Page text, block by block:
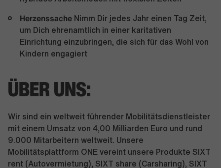
Herzenssache Nimm Dir jedes Jahr einen Tag Zeit,
um Dich ehrenamtlich in einer karitativen
Einrichtung einzubringen, die sich für das Wohl von
Kindern engagiert
ÜBER UNS:
Wir sind ein weltweit führender Mobilitätsdienstleister
mit einem Umsatz von 4,00 Milliarden Euro und rund
9.000 Mitarbeitern weltweit. Unsere
Mobilitätsplattform ONE vereint unsere Produkte SIXT
rent (Autovermietung), SIXT share (Carsharing), SIXT